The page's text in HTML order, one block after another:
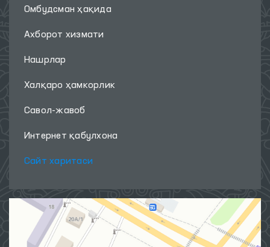
Омбудсман ҳақида
Ахборот хизмати
Нашрлар
Халқаро ҳамкорлик
Савол-жавоб
Интернет қабулхона
Сайт харитаси